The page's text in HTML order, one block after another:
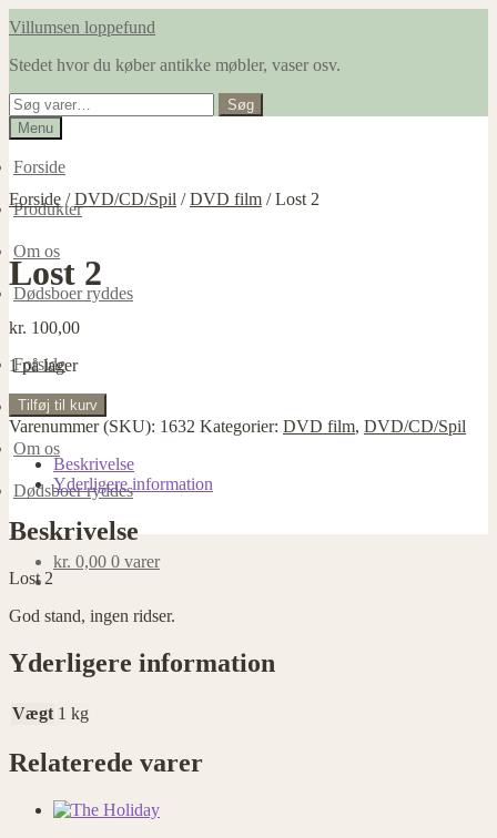
Spring
navigation
Spring
indhold
Villumsen loppefund
Stedet hvor du køber antikke møbler, vaser osv.
Søg
efter:
Søg
Menu
Forside
Produkter
Om os
Dødsboer ryddes
Forside
Produkter
Om os
Dødsboer ryddes
kr. 0,00 0 varer
Forside /DVD/CD/Spil /DVD film /Lost 2
Lost 2
kr. 100,00
1 på lager
Lost
2
antal
Tilføj til kurv
Varenummer (SKU): 1632 Kategorier: DVD film, DVD/CD/Spil
Beskrivelse
Yderligere information
Beskrivelse
Lost 2
God stand, ingen ridser.
Yderligere information
Vægt 1 kg
Relaterede varer